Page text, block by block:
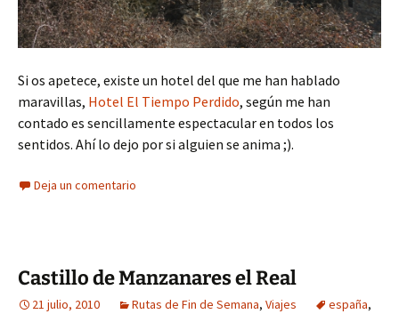
Si os apetece, existe un hotel del que me han hablado
maravillas, Hotel El Tiempo Perdido, según me han
contado es sencillamente espectacular en todos los
sentidos. Ahí lo dejo por si alguien se anima ;).
Deja un comentario
Castillo de Manzanares el Real
21 julio, 2010 Rutas de Fin de Semana, Viajes españa,